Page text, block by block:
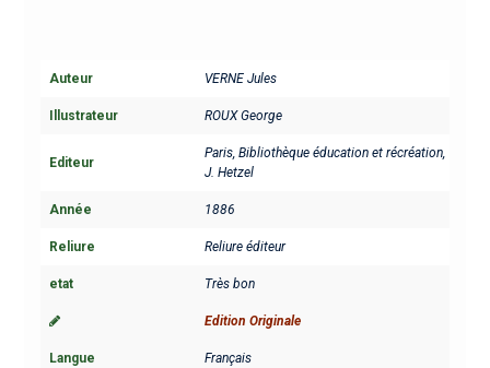
Auteur VERNE Jules
Illustrateur ROUX George
Editeur
Paris, Bibliothèque éducation et récréation,
J. Hetzel
Année 1886
Reliure Reliure éditeur
etat Très bon
Edition Originale
Langue Français